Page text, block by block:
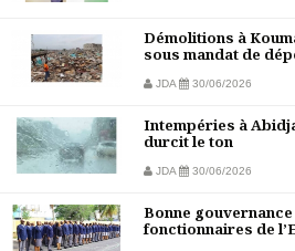
Démolitions à
sous mandat de
JDA 30/06/2026
Intempéries à
durcit le ton
JDA 30/06/2026
Bonne
fonctionnaires de